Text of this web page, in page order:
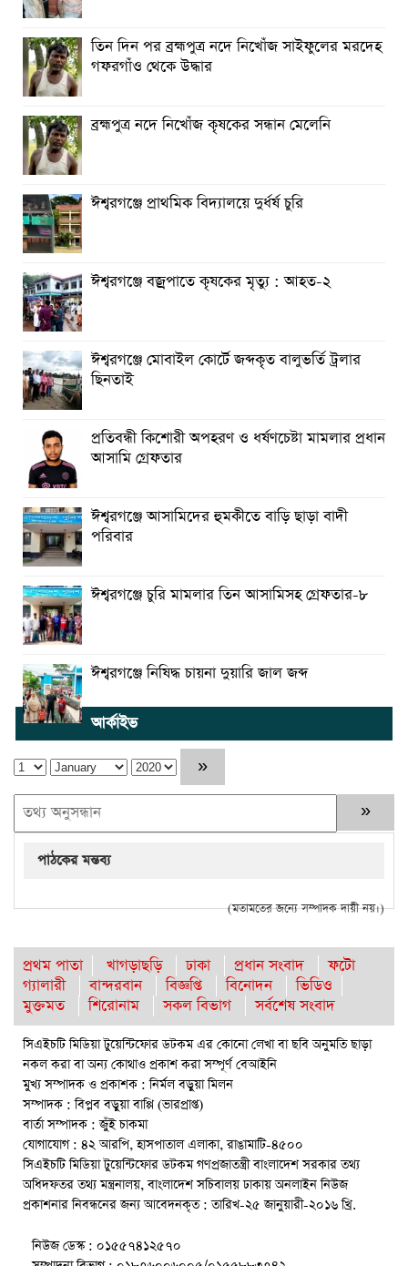
ব্রহ্মপুত্র নদে নিখোঁজ কৃষকের সন্ধান মেলেনি
রাঙ্গুনিয়ায় জুলাই গণঅভ্যুত্থান দিবস পালিত
পার্বতীপুরে জুলাই গণঅভ্যুত্থান দিবস পালন
আত্রাইয়ে যথাযোগ্য মর্যাদায় ‘জুলাই গণঅভ্যুত্থান দিবস’ পালিত
তিন দিন পর ব্রহ্মপুত্র নদে নিখোঁজ সাইফুলের মরদেহ
গফরগাঁও থেকে উদ্ধার
ব্রহ্মপুত্র নদে নিখোঁজ কৃষকের সন্ধান মেলেনি
ঈশ্বরগঞ্জে প্রাথমিক বিদ্যালয়ে দুর্ধর্ষ চুরি
ঈশ্বরগঞ্জে বজ্রপাতে কৃষকের মৃত্যু : আহত-২
ঈশ্বরগঞ্জে মোবাইল কোর্টে জব্দকৃত বালুভর্তি ট্রলার
ছিনতাই
প্রতিবন্ধী কিশোরী অপহরণ ও ধর্ষণচেষ্টা মামলার প্রধান
আসামি গ্রেফতার
ঈশ্বরগঞ্জে আসামিদের হুমকীতে বাড়ি ছাড়া বাদী
পরিবার
ঈশ্বরগঞ্জে চুরি মামলার তিন আসামিসহ গ্রেফতার-৮
ঈশ্বরগঞ্জে নিষিদ্ধ চায়না দুয়ারি জাল জব্দ
আর্কাইভ
পাঠকের মন্তব্য
(মতামতের জন্যে সম্পাদক দায়ী নয়।)
প্রথম পাতা খাগড়াছড়ি ঢাকা প্রধান সংবাদ
ফটো
গ্যালারী
বান্দরবান বিজ্ঞপ্তি বিনোদন
ভিডিও
মুক্তমত
শিরোনাম সকল বিভাগ সর্বশেষ সংবাদ
সিএইচটি মিডিয়া টুয়েন্টিফোর ডটকম এর কোনো লেখা বা ছবি অনুমতি ছাড়া
নকল করা বা অন্য কোথাও প্রকাশ করা সম্পূর্ণ বেআইনি
মুখ্য সম্পাদক ও প্রকাশক : নির্মল বড়ুয়া মিলন
সম্পাদক : বিপ্লব বড়ুয়া বাপ্পি (ভারপ্রাপ্ত)
বার্তা সম্পাদক : জুঁই চাকমা
যোগাযোগ : ৪২ আরপি, হাসপাতাল এলাকা, রাঙামাটি-৪৫০০
সিএইচটি মিডিয়া টুয়েন্টিফোর ডটকম গণপ্রজাতন্ত্রী বাংলাদেশ সরকার তথ্য
অধিদফতর তথ্য মন্ত্রনালয়, বাংলাদেশ সচিবালয় ঢাকায় অনলাইন নিউজ
প্রকাশনার নিবন্ধনের জন্য আবেদনকৃত : তারিখ-২৫ জানুয়ারী-২০১৬ খ্রি.
নিউজ ডেস্ক : ০১৫৫৭৪১২৫৭০